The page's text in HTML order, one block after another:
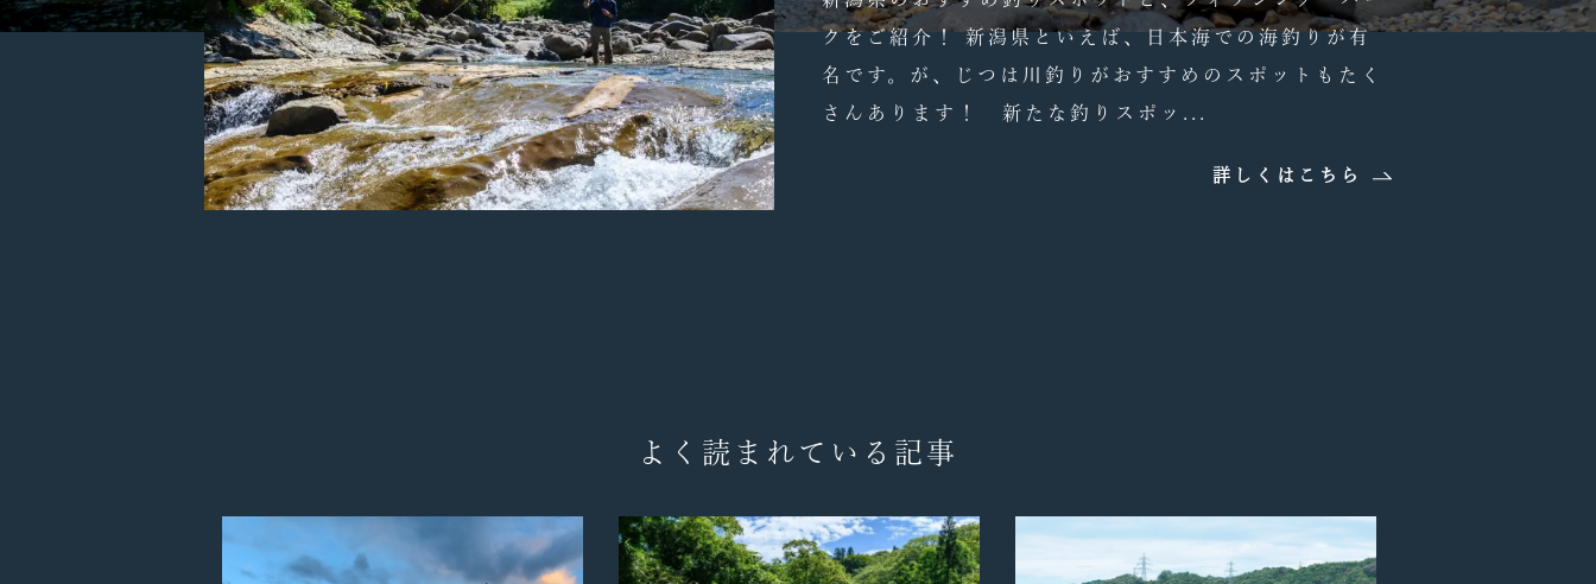
クをご紹介！ 新潟県といえば、日本海での海釣りが有
名です。が、じつは川釣りがおすすめのスポットもたく
さんあります！ 新たな釣りスポッ...
詳しくはこちら
よく読まれている記事